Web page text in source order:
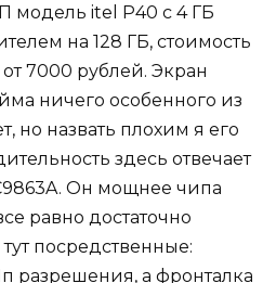
модель itel P40 с 4 ГБ
на 128 ГБ, стоимость
7000 рублей. Экран
ничего особенного из
но назвать плохим я его
здесь отвечает
Он мощнее чипа
равно достаточно
посредственные:
разрешения, а фронталка